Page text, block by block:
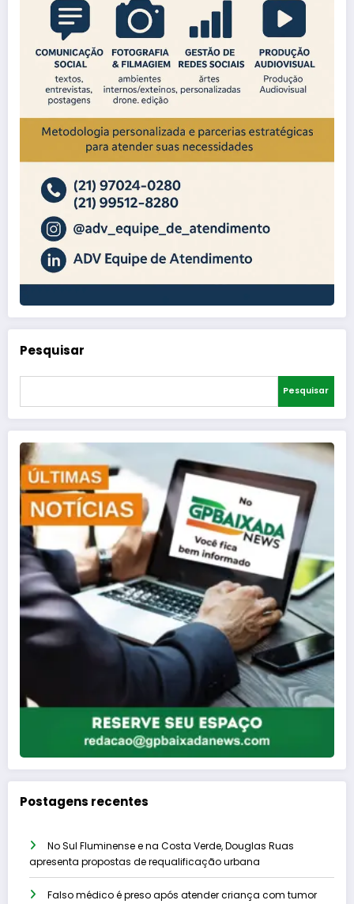
Pesquisar
Pesquisar
Postagens recentes
No Sul Fluminense e na Costa Verde, Douglas Ruas
apresenta propostas de requalificação urbana
Falso médico é preso após atender criança com tumor